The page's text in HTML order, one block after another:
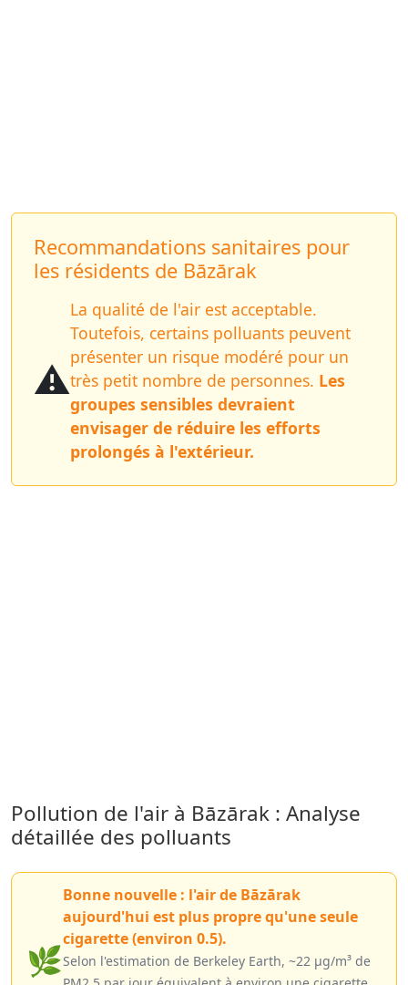
Recommandations sanitaires pour
les résidents de Bāzārak
⚠️
La qualité de l'air est acceptable.
Toutefois, certains polluants peuvent
présenter un risque modéré pour un
très petit nombre de personnes. Les
groupes sensibles devraient
envisager de réduire les efforts
prolongés à l'extérieur.
Pollution de l'air à Bāzārak : Analyse
détaillée des polluants
🌿
Bonne nouvelle : l'air de Bāzārak
aujourd'hui est plus propre qu'une seule
cigarette (environ 0.5).
Selon l'estimation de Berkeley Earth, ~22 µg/m³ de